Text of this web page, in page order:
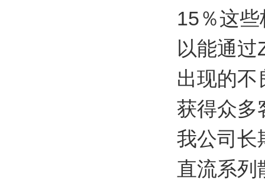
15％这
以能通
出现的不
获得众多
我公司长
直流系列